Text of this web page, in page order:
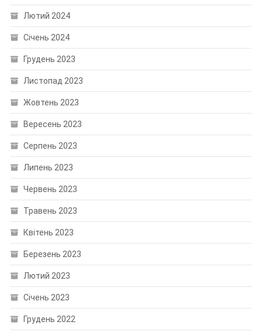
Лютий 2024
Січень 2024
Грудень 2023
Листопад 2023
Жовтень 2023
Вересень 2023
Серпень 2023
Липень 2023
Червень 2023
Травень 2023
Квітень 2023
Березень 2023
Лютий 2023
Січень 2023
Грудень 2022